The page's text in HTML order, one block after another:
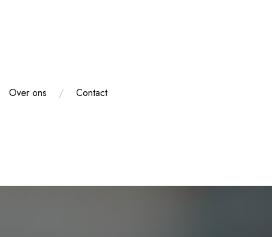
Over ons Contact